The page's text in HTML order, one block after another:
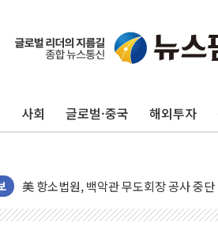
사회 글로벌·중국 해외투자
트럼프, 쿡 연준 이사 해임 재추진…"26
유럽증시, 美 고용 예상 밖 부진에 연
[종합] 이슬람 수니파 3국, '공동방위협
트럼프, 백신·자폐증 행정명령 검토…"
이란 핵심 원유 수출항 '하르그섬', 최근
美 고용 쇼크에 엔화 장중 급등…시장은